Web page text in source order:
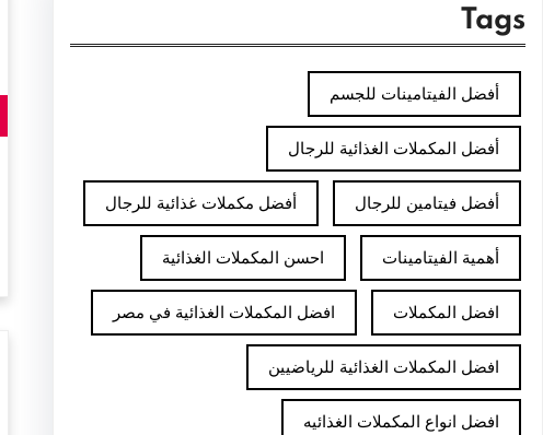
Tags
أفضل الفيتامينات للجسم
أفضل المكملات الغذائية للرجال
أفضل فيتامين للرجال أفضل مكملات غذائية للرجال
أهمية الفيتامينات احسن المكملات الغذائية
افضل المكملات افضل المكملات الغذائية في مصر
افضل المكملات الغذائية للرياضيين
افضل انواع المكملات الغذائيه